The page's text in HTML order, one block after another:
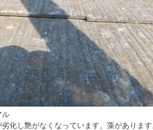
ル
化し艶がなくなっています。藻があります